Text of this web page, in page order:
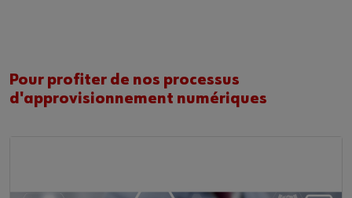
Pour profiter de nos processus
d'approvisionnement numériques